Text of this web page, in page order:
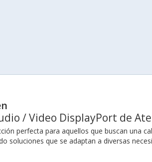
/ Video DisplayPort de
perfecta para aquellos que buscan una
que se adaptan a diversas